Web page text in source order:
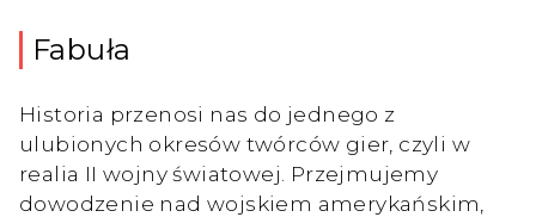
Fabuła
Historia przenosi nas do jednego z
ulubionych okresów twórców gier, czyli w
realia II wojny światowej. Przejmujemy
dowodzenie nad wojskiem amerykańskim,